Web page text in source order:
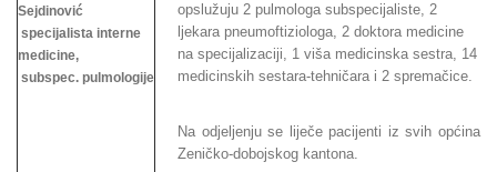
Sejdinović
specijalista interne
medicine,
subspec. pulmologije
opslužuju 2 pulmologa subspecijaliste, 2
ljekara pneumoftiziologa, 2 doktora medicine
na specijalizaciji, 1 viša medicinska sestra, 14
medicinskih sestara-tehničara i 2 spremačice.
Na odjeljenju se liječe pacijenti iz svih općina
Zeničko-dobojskog kantona.